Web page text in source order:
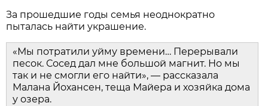
За прошедшие годы семья неоднократно
пыталась найти украшение.
«Мы потратили уйму времени… Перерывали
песок. Сосед дал мне большой магнит. Но мы
так и не смогли его найти», — рассказала
Малана Йохансен, теща Майера и хозяйка дома
у озера.